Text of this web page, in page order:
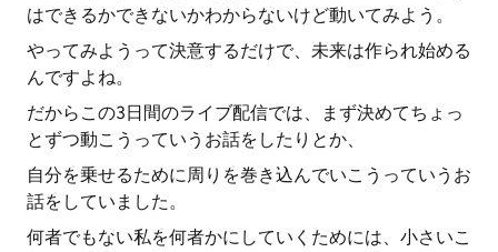
はできるかできないかわからないけど動いてみよう。
やってみようって決意するだけで、未来は作られ始める
んですよね。
だからこの3日間のライブ配信では、まず決めてちょっ
とずつ動こうっていうお話をしたりとか、
自分を乗せるために周りを巻き込んでいこうっていうお
話をしていました。
何者でもない私を何者かにしていくためには、小さいこ